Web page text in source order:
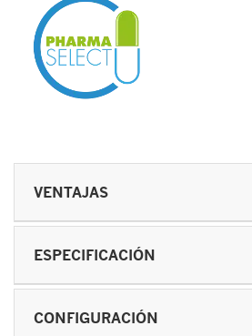
VENTAJAS
ESPECIFICACIÓN
CONFIGURACIÓN